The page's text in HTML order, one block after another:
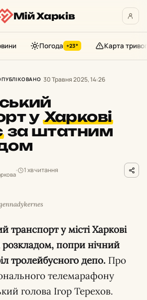
Мій Харків
Погода +23° Карта тривог
30 Травня 2025, 14:26
уХаркові
за штатним
1 хв читання
транспорт у місті Харкові
попри нічний
тролейбусного депо. Про
телемарафону
голова Ігор Терехов.